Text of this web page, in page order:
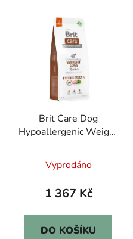
Brit Care Dog
Hypoallergenic Weight
Vyprodáno
1 367 Kč
DO KOŠÍKU